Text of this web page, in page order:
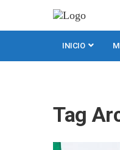
INICIO
Tag